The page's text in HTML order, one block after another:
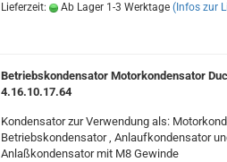
Lieferzeit: Ab Lager 1-3 Werktage (Infos zur
Betriebskondensator Motorkondensator
4.16.10.17.64
Kondensator zur Verwendung als:
Betriebskondensator , Anlaufkondensator
Anlaßkondensator mit M8 Gewinde